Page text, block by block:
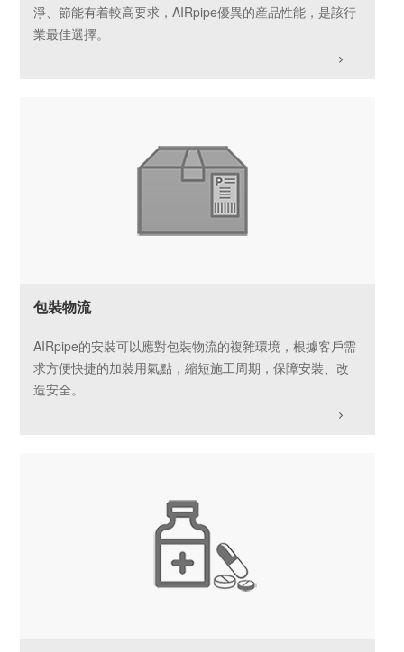
淨、節能有着較高要求，AIRpipe優異的産品性能，是該行
業最佳選擇。
包裝物流
AIRpipe的安裝可以應對包裝物流的複雜環境，根據客戶需
求方便快捷的加裝用氣點，縮短施工周期，保障安裝、改
造安全。